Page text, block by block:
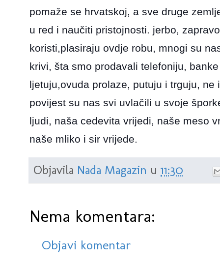
pomaže se hrvatskoj, a sve druge
u red i naučiti pristojnosti. jerbo,
koristi,plasiraju ovdje robu, mnogi su
krivi, šta smo prodavali telefoniju,
ljetuju,ovuda prolaze, putuju i trguju, ne
povijest su nas svi uvlačili u svoje
ljudi, naša cedevita vrijedi, naše meso
naše mliko i sir vrijede.
Objavila Nada Magazin u 11:30
Nema komentara:
Objavi komentar